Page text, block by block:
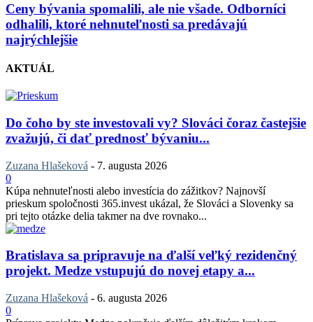
Ceny bývania spomalili, ale nie všade. Odborníci
odhalili, ktoré nehnuteľnosti sa predávajú
najrýchlejšie
AKTUÁL
Do čoho by ste investovali vy? Slováci čoraz častejšie
zvažujú, či dať prednosť bývaniu...
Zuzana Hlašeková - 7. augusta 2026
0
Kúpa nehnuteľnosti alebo investícia do zážitkov? Najnovší
prieskum spoločnosti 365.invest ukázal, že Slováci a Slovenky sa
pri tejto otázke delia takmer na dve rovnako...
Bratislava sa pripravuje na ďalší veľký rezidenčný
projekt. Medze vstupujú do novej etapy a...
Zuzana Hlašeková - 6. augusta 2026
0